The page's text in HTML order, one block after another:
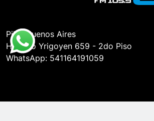
Pilar, Buenos Aires
Hipólito Yrigoyen 659 - 2do Piso
WhatsApp: 541164191059